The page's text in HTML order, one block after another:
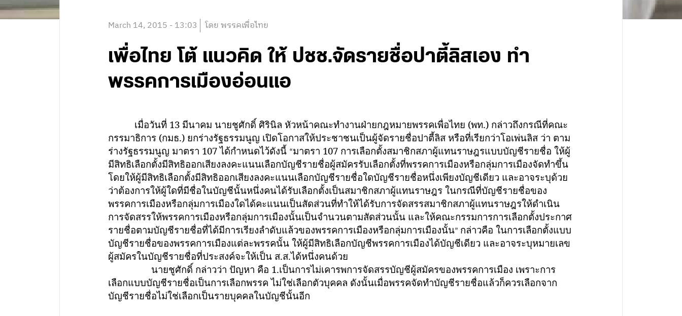
March 14, 2015 - 13:03 โดย พรรคเพื่อไทย
เพื่อไทย โต้ แนวคิด ให้ ปชช.จัดรายชื่อปาตี้ลิสเอง ทำ
พรรคการเมืองอ่อนแอ
เมื่อวันที่ 13 มีนาคม นายชูศักดิ์ ศิรินิล หัวหน้าคณะทำงานฝ่ายกฎหมายพรรคเพื่อไทย (พท.) กล่าวถึงกรณีที่คณะ
กรรมาธิการ (กมธ.) ยกร่างรัฐธรรมนูญ เปิดโอกาสให้ประชาชนเป็นผู้จัดรายชื่อปาตี้ลิส หรือที่เรียกว่าโอเพ่นลิส ว่า ตาม
ร่างรัฐธรรมนูญ มาตรา 107 ได้กำหนดไว้ดังนี้ “มาตรา 107 การเลือกตั้งสมาชิกสภาผู้แทนราษฎรแบบบัญชีรายชื่อ ให้ผู้
มีสิทธิเลือกตั้งมีสิทธิออกเสียงลงคะแนนเลือกบัญชีรายชื่อผู้สมัครรับเลือกตั้งที่พรรคการเมืองหรือกลุ่มการเมืองจัดทำขึ้น
โดยให้ผู้มีสิทธิเลือกตั้งมีสิทธิออกเสียงลงคะแนนเลือกบัญชีรายชื่อใดบัญชีรายชื่อหนึ่งเพียงบัญชีเดียว และอาจระบุด้วย
ว่าต้องการให้ผู้ใดที่มีชื่อในบัญชีนั้นหนึ่งคนได้รับเลือกตั้งเป็นสมาชิกสภาผู้แทนราษฎร ในกรณีที่บัญชีรายชื่อของ
พรรคการเมืองหรือกลุ่มการเมืองใดได้คะแนนเป็นสัดส่วนที่ทำให้ได้รับการจัดสรรสมาชิกสภาผู้แทนราษฎรให้ดำเนิน
การจัดสรรให้พรรคการเมืองหรือกลุ่มการเมืองนั้นเป็นจำนวนตามสัดส่วนนั้น และให้คณะกรรมการการเลือกตั้งประกาศ
รายชื่อตามบัญชีรายชื่อที่ได้มีการเรียงลำดับแล้วของพรรคการเมืองหรือกลุ่มการเมืองนั้น” กล่าวคือ ในการเลือกตั้งแบบ
บัญชีรายชื่อของพรรคการเมืองแต่ละพรรคนั้น ให้ผู้มีสิทธิเลือกบัญชีพรรคการเมืองได้บัญชีเดียว และอาจระบุหมายเลข
ผู้สมัครในบัญชีรายชื่อที่ประสงค์จะให้เป็น ส.ส.ได้หนึ่งคนด้วย
นายชูศักดิ์ กล่าวว่า ปัญหา คือ 1.เป็นการไม่เคารพการจัดสรรบัญชีผู้สมัครของพรรคการเมือง เพราะการ
เลือกแบบบัญชีรายชื่อเป็นการเลือกพรรค ไม่ใช่เลือกตัวบุคคล ดังนั้นเมื่อพรรคจัดทำบัญชีรายชื่อแล้วก็ควรเลือกจาก
บัญชีรายชื่อไม่ใช่เลือกเป็นรายบุคคลในบัญชีนั้นอีก